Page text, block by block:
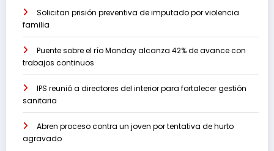
Solicitan prisión preventiva de imputado por violencia
familia
Puente sobre el río Monday alcanza 42% de avance con
trabajos continuos
IPS reunió a directores del interior para fortalecer gestión
sanitaria
Abren proceso contra un joven por tentativa de hurto
agravado